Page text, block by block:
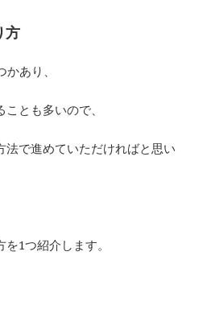
方
あり、
とも多いので、
法で進めていただければと思い
1つ紹介します。